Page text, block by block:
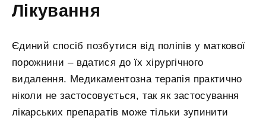
Лікування
Єдиний спосіб позбутися від поліпів у маткової
порожнини – вдатися до їх хірургічного
видалення. Медикаментозна терапія практично
ніколи не застосовується, так як застосування
лікарських препаратів може тільки зупинити